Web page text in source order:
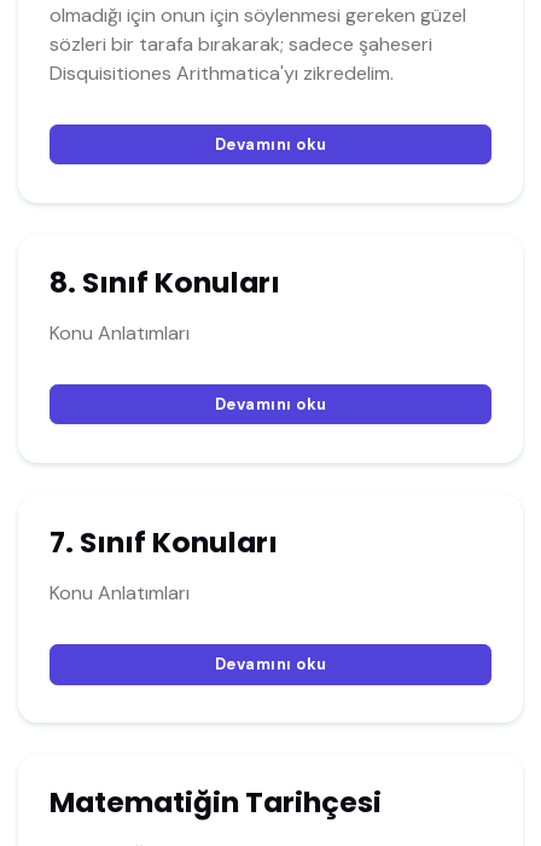
olmadığı için onun için söylenmesi gereken güzel
sözleri bir tarafa bırakarak; sadece şaheseri
Disquisitiones Arithmatica'yı zikredelim.
Devamını oku
8. Sınıf Konuları
Konu Anlatımları
Devamını oku
7. Sınıf Konuları
Konu Anlatımları
Devamını oku
Matematiğin Tarihçesi